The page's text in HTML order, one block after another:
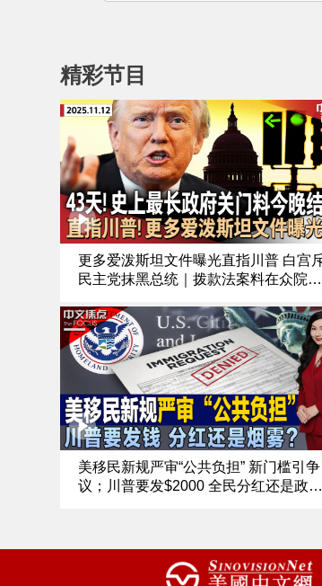
精彩节目
更多爱泼斯坦文件曝光直指川普 白宫
民主党抹黑总统｜拨款法案料在众院通
斥川普“入侵物种”｜咖啡、香蕉等将降
价《中文正点》25.11.12
美移民新规严审“公共负担” 新门槛引争
议；川普要发$2000 全民分红还是政治